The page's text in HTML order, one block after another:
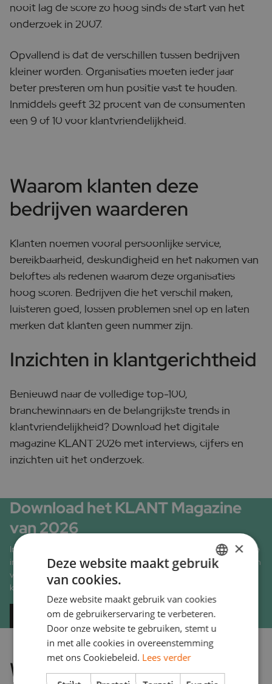
nooit lag de score zo hoog sinds de start van het
onderzoek in 2007.
Opvallend is dat de verschillen tussen bedrijven
kleiner worden. Organisaties moeten ieder jaar
beter presteren om hun positie vast te houden.
Inmiddels geeft 32 procent van de consumenten
een 9 of 10 voor klantvriendelijkheid.
Waarom klanten deze
bedrijven waarderen
Klanten noemen vooral persoonlijke service,
bereikbaarheid, deskundigheid en het nakomen van
beloftes als redenen waarom deze organisaties
hoog scoren. Bedrijven die het verschil maken,
luisteren goed, lossen problemen snel op en laten
merken dat klanten geen nummer zijn.
Inzichten in klantgerichtheid
Benieuwd naar de volledige top-100,
branchewinnaars en de belangrijkste trends in
klantvriendelijkheid? Download het digitale
magazine KLANT 2026 met interviews, cijfers en
inzichten uit het onderzoek.
Download het KLANT Magazine
van 2026
In het magazine KLANT zijn alle branchewinnaars te vinden, plus de
interviews met de winnaars en de achtergronden en ontwikkelingen
van het grootste, onafhankelijke onderzoek van Nederland naar
klantvriendelijkheid.
Download hier
Wat zeggen jouw klanten
ENGLISH
×
Deze website maakt gebruik
van cookies.
Deze website maakt gebruik van cookies
om de gebruikerservaring te verbeteren.
Door onze website te gebruiken, stemt u
in met alle cookies in overeenstemming
met ons Cookiebeleid. Lees verder